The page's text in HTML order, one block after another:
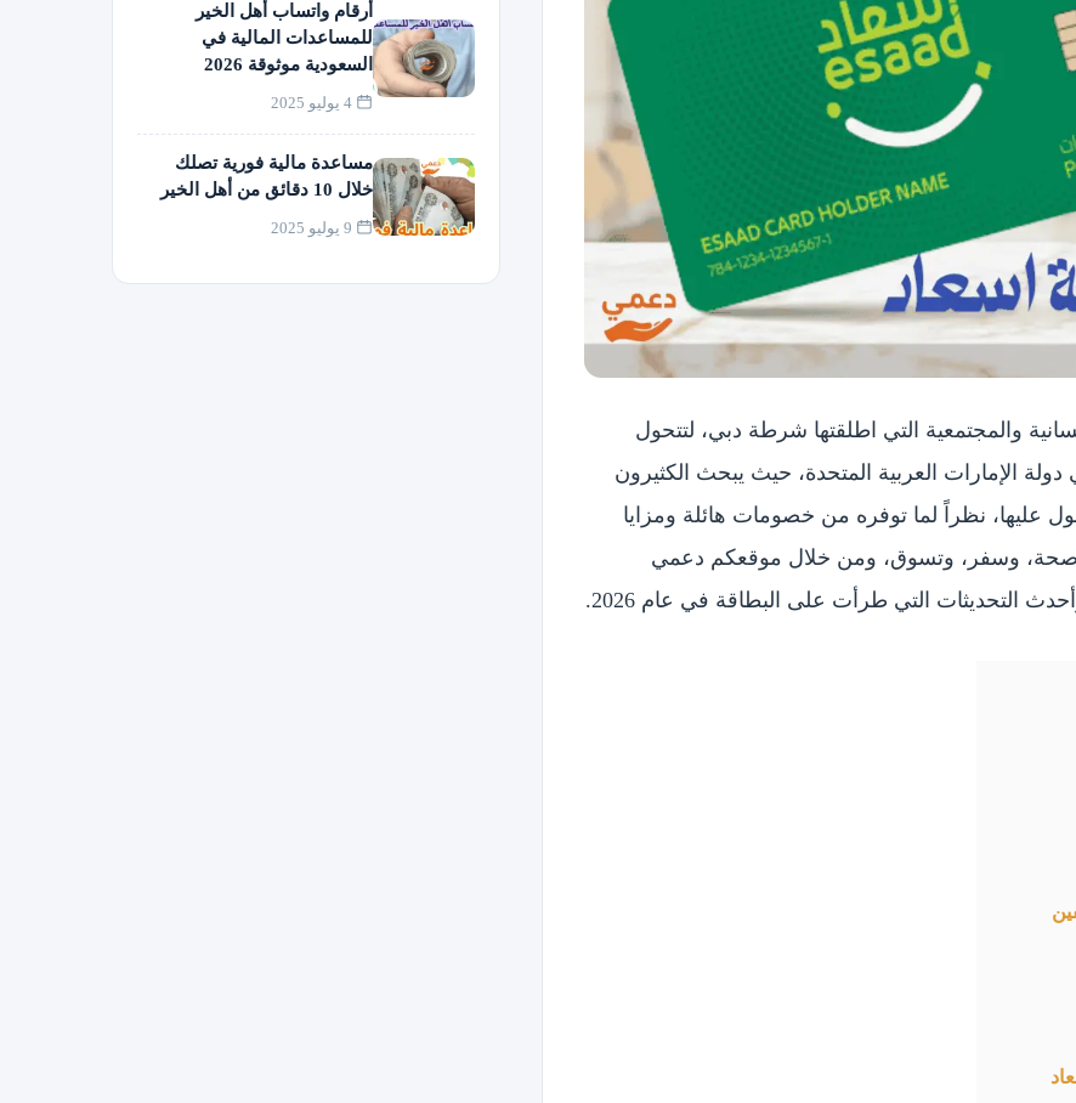
والمجتمعية التي اطلقتها شرطة دبي، لتتحول
الإمارات العربية المتحدة، حيث يبحث الكثيرون
عليها، نظراً لما توفره من خصومات هائلة ومزايا
وسفر، وتسوق، ومن خلال موقعكم دعمي
التي طرأت على البطاقة في عام 2026.
أرقام واتساب أهل الخير
للمساعدات المالية في
السعودية موثوقة 2026
مساعدة مالية فورية تصلك
خلال 10 دقائق من أهل الخير